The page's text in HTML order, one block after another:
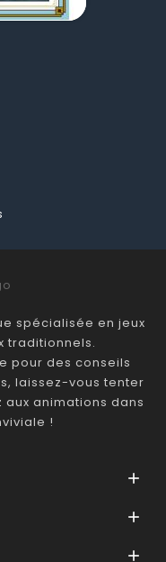
spécialisée en jeux
traditionnels.
pour des conseils
laissez-vous tenter
animations dans
!


